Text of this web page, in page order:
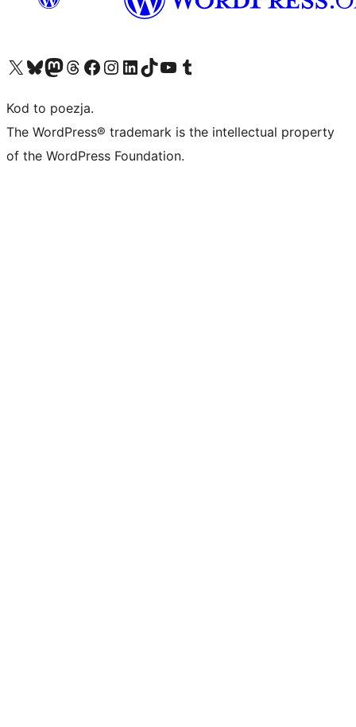
Odwiedź nasze konto X (dawniej Twitter)
Odwiedź nasze konto Bluesky
Odwiedź nasze konto na Mastodoncie
Odwiedź naszego Threadsa
Odwiedź naszego Facebooka
Odwiedź nasze konto na Instagramie
Odwiedź nasze konto na LinkedIn
Odwiedź naszego TikToka
Odwiedź nasz kanał YouTube
Odwiedź naszego Tumblra
Kod to poezja.
The WordPress® trademark is the intellectual property
of the WordPress Foundation.